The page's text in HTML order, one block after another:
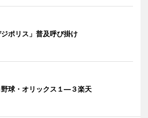
ジポリス」普及呼び掛け
野球・オリックス１―３楽天